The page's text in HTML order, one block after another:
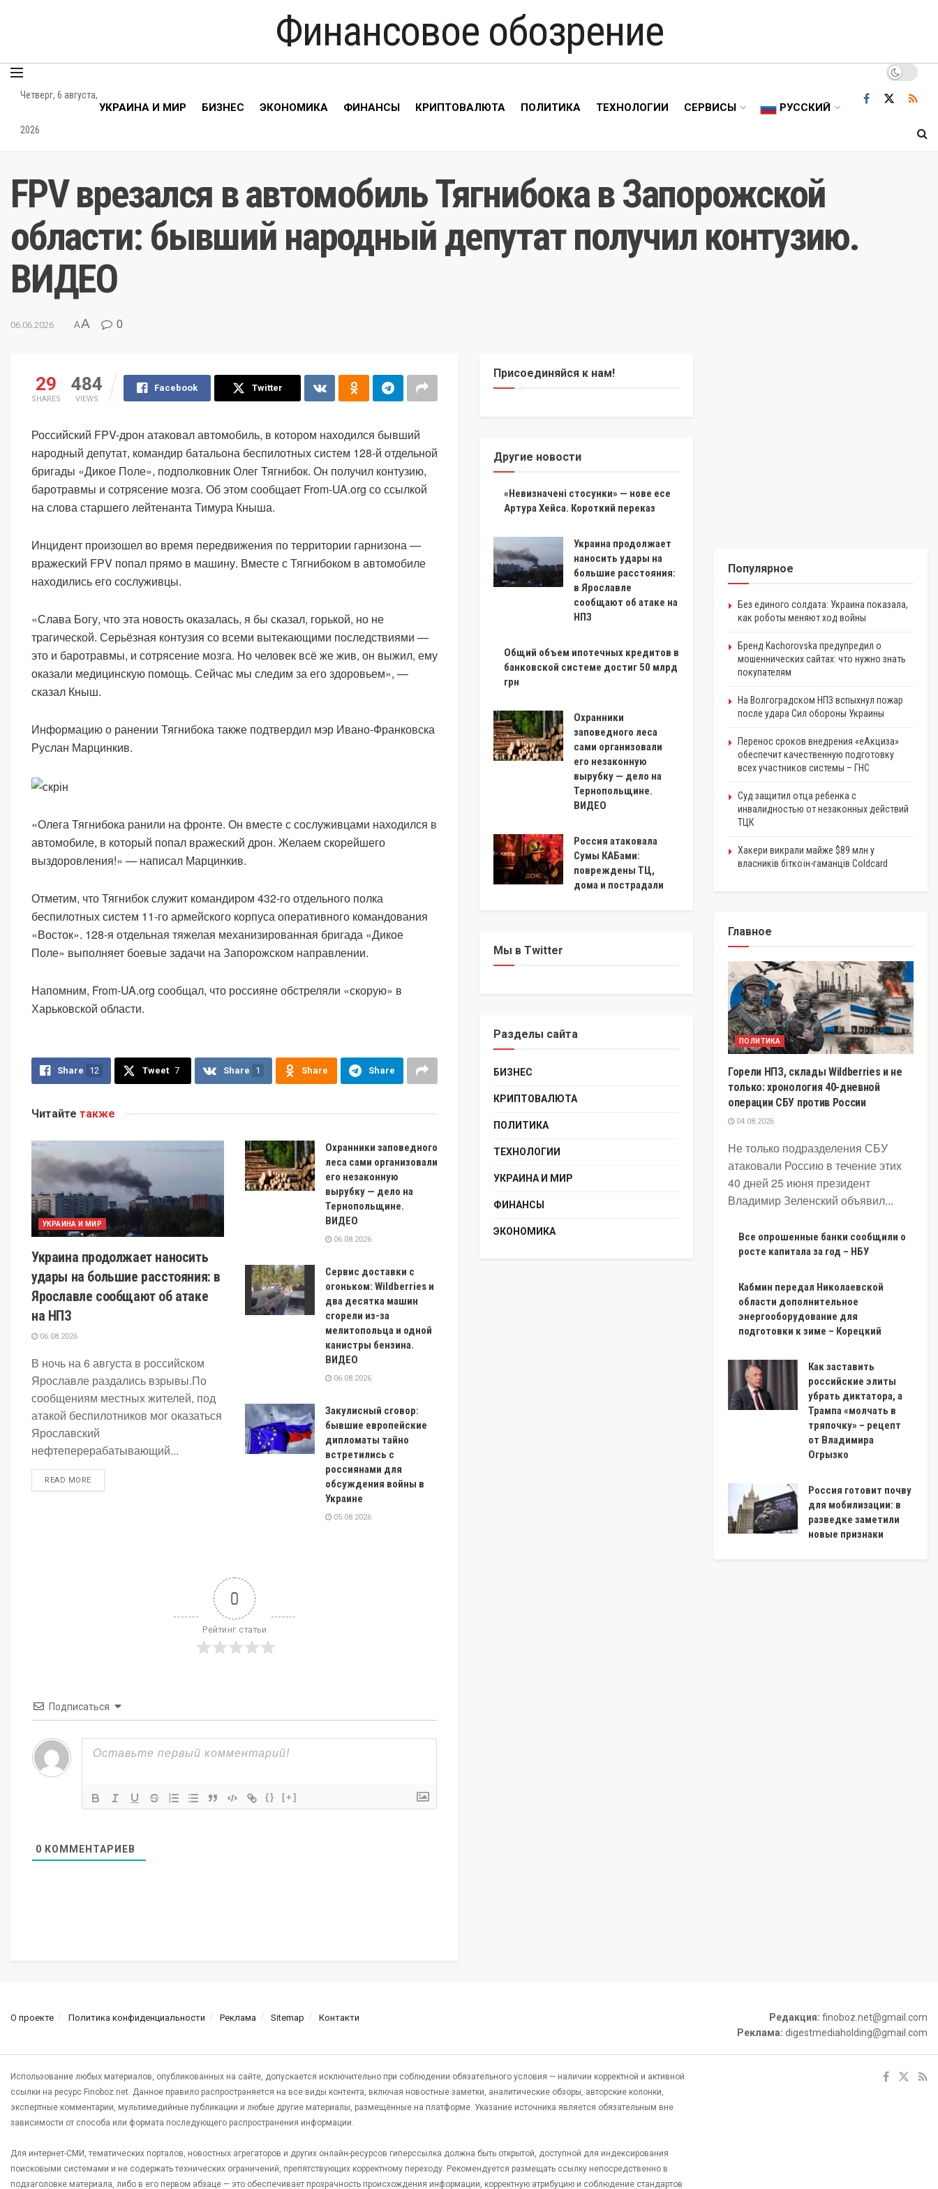
Финансовое обозрение
Четверг, 6 августа,
2026
УКРАИНА И МИР БИЗНЕС ЭКОНОМИКА ФИНАНСЫ КРИПТОВАЛЮТА ПОЛИТИКА ТЕХНОЛОГИИ СЕРВИСЫ РУССКИЙ
FPV врезался в автомобиль Тягнибока в Запорожской
области: бывший народный депутат получил контузию.
ВИДЕО
06.06.2026 AA 0
29
SHARES
484
VIEWS
Facebook Twitter
Российский FPV-дрон атаковал автомобиль, в котором находился бывший
народный депутат, командир батальона беспилотных систем 128-й отдельной
бригады «Дикое Поле», подполковник Олег Тягнибок. Он получил контузию,
баротравмы и сотрясение мозга. Об этом сообщает From-UA.org со ссылкой
на слова старшего лейтенанта Тимура Кныша.
Инцидент произошел во время передвижения по территории гарнизона —
вражеский FPV попал прямо в машину. Вместе с Тягнибоком в автомобиле
находились его сослуживцы.
«Слава Богу, что эта новость оказалась, я бы сказал, горькой, но не
трагической. Серьёзная контузия со всеми вытекающими последствиями —
это и баротравмы, и сотрясение мозга. Но человек всё же жив, он выжил, ему
оказали медицинскую помощь. Сейчас мы следим за его здоровьем», —
сказал Кныш.
Информацию о ранении Тягнибока также подтвердил мэр Ивано-Франковска
Руслан Марцинкив.
«Олега Тягнибока ранили на фронте. Он вместе с сослуживцами находился в
автомобиле, в который попал вражеский дрон. Желаем скорейшего
выздоровления!» — написал Марцинкив.
Отметим, что Тягнибок служит командиром 432-го отдельного полка
беспилотных систем 11-го армейского корпуса оперативного командования
«Восток». 128-я отдельная тяжелая механизированная бригада «Дикое
Поле» выполняет боевые задачи на Запорожском направлении.
Напомним, From-UA.org сообщал, что россияне обстреляли «скорую» в
Харьковской области.
Share 12 Tweet 7 Share 1 Share Share
Читайте также
УКРАИНА И МИР
Украина продолжает наносить
удары на большие расстояния: в
Ярославле сообщают об атаке
на НПЗ
06.08.2026
В ночь на 6 августа в российском
Ярославле раздались взрывы.По
сообщениям местных жителей, под
атакой беспилотников мог оказаться
Ярославский
нефтеперерабатывающий...
READ MOREDETAILS
Охранники заповедного
леса сами организовали
его незаконную
вырубку — дело на
Тернопольщине.
ВИДЕО
06.08.2026
Сервис доставки с
огоньком: Wildberries и
два десятка машин
сгорели из-за
мелитопольца и одной
канистры бензина.
ВИДЕО
06.08.2026
Закулисный сговор:
бывшие европейские
дипломаты тайно
встретились с
россиянами для
обсуждения войны в
Украине
05.08.2026
0
Рейтинг статьи
Подписаться
{} [+]
0 КОММЕНТАРИЕВ
Присоединяйся к нам!
Другие новости
«Невизначені стосунки» — нове есе
Артура Хейса. Короткий переказ
Украина продолжает
наносить удары на
большие расстояния:
в Ярославле
сообщают об атаке на
НПЗ
Общий объем ипотечных кредитов в
банковской системе достиг 50 млрд
грн
Охранники
заповедного леса
сами организовали
его незаконную
вырубку — дело на
Тернопольщине.
ВИДЕО
Россия атаковала
Сумы КАБами:
повреждены ТЦ,
дома и пострадали
Мы в Twitter
Разделы сайта
БИЗНЕС
КРИПТОВАЛЮТА
ПОЛИТИКА
ТЕХНОЛОГИИ
УКРАИНА И МИР
ФИНАНСЫ
ЭКОНОМИКА
Популярное
Без единого солдата: Украина показала,
как роботы меняют ход войны
Бренд Kachorovska предупредил о
мошеннических сайтах: что нужно знать
покупателям
На Волгоградском НПЗ вспыхнул пожар
после удара Сил обороны Украины
Перенос сроков внедрения «еАкциза»
обеспечит качественную подготовку
всех участников системы – ГНС
Суд защитил отца ребенка с
инвалидностью от незаконных действий
ТЦК
Хакери викрали майже $89 млн у
власників біткоїн-гаманців Coldcard
Главное
ПОЛИТИКА
Горели НПЗ, склады Wildberries и не
только: хронология 40-дневной
операции СБУ против России
04.08.2026
Не только подразделения СБУ
атаковали Россию в течение этих
40 дней 25 июня президент
Владимир Зеленский объявил...
Все опрошенные банки сообщили о
росте капитала за год – НБУ
Кабмин передал Николаевской
области дополнительное
энергооборудование для
подготовки к зиме – Корецкий
Как заставить
российские элиты
убрать диктатора, а
Трампа «молчать в
тряпочку» – рецепт
от Владимира
Огрызко
Россия готовит почву
для мобилизации: в
разведке заметили
новые признаки
О проекте Политика конфиденциальности Реклама Sitemap Контакти Редакция: finoboz.net@gmail.com
Реклама: digestmediaholding@gmail.com
Использование любых материалов, опубликованных на сайте, допускается исключительно при соблюдении обязательного условия — наличии корректной и активной
ссылки на ресурс Finoboz.net. Данное правило распространяется на все виды контента, включая новостные заметки, аналитические обзоры, авторские колонки,
экспертные комментарии, мультимедийные публикации и любые другие материалы, размещённые на платформе. Указание источника является обязательным вне
зависимости от способа или формата последующего распространения информации.
Для интернет-СМИ, тематических порталов, новостных агрегаторов и других онлайн-ресурсов гиперссылка должна быть открытой, доступной для индексирования
поисковыми системами и не содержать технических ограничений, препятствующих корректному переходу. Рекомендуется размещать ссылку непосредственно в
подзаголовке материала, либо в его первом абзаце — это обеспечивает прозрачность происхождения информации, корректную атрибуцию и соблюдение стандартов